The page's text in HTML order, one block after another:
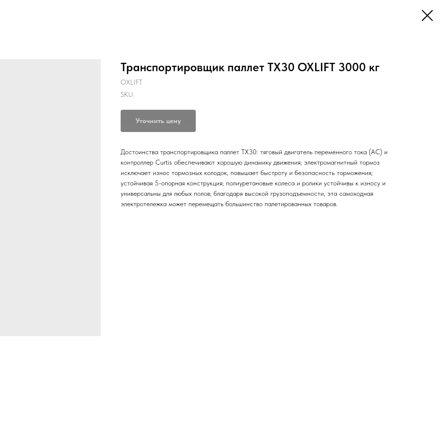
Транспортировщик паллет TX30 OXLIFT 3000 кг
OXLIFT
SKU:
Уточнить цену
Достоинства транспортировщика паллет TX30: тяговый двигатель переменного тока (АС) и
контроллер Curtis обеспечивают хорошую динамику движения; электромагнитный тормоз
исключает износ тормозных колодок, повышает быстроту и безопасность торможения;
устойчивая 5-опорная конструкция; полиуретановые колеса и ролики устойчивы к износу и
универсальны для любых полов; благодаря высокой грузоподъемности, эта самоходная
электротележка может перемещать большинство палетированных товаров.